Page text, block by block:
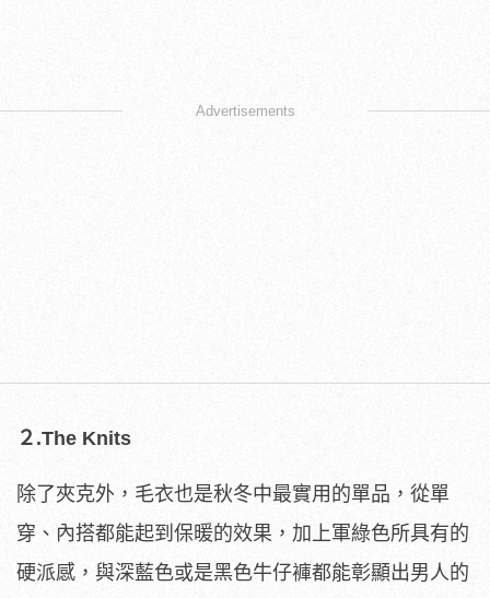
Advertisements
２.The Knits
除了夾克外，毛衣也是秋冬中最實用的單品，從單
穿、內搭都能起到保暖的效果，加上軍綠色所具有的
硬派感，與深藍色或是黑色牛仔褲都能彰顯出男人的